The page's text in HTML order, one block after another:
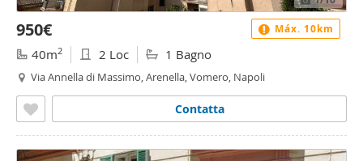
950€
40m2 2 Loc 1 Bagno
Via Annella di Massimo, Arenella, Vomero, Napoli
Contatta
Máx. 10km